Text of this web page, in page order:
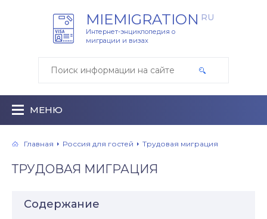
MIEMIGRATION RU
Интернет-энциклопедия о
миграции и визах
МЕНЮ
Главная Россия для гостей Трудовая миграция
ТРУДОВАЯ МИГРАЦИЯ
Содержание